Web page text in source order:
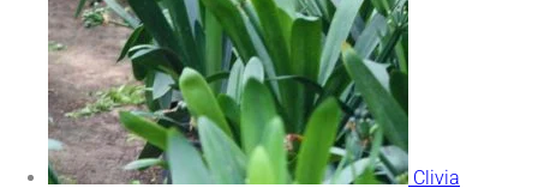
Clivia